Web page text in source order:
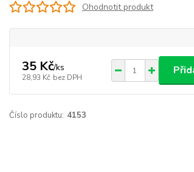
Ohodnotit produkt
35 Kč/ks
28,93 Kč bez DPH
Číslo produktu: 4153